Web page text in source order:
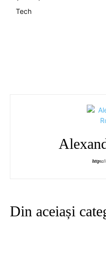
Tech
Din aceiași